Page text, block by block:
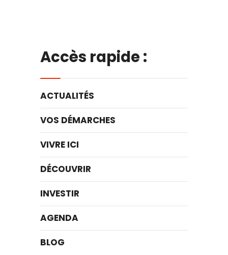
Accès rapide :
ACTUALITÉS
VOS DÉMARCHES
VIVRE ICI
DÉCOUVRIR
INVESTIR
AGENDA
BLOG